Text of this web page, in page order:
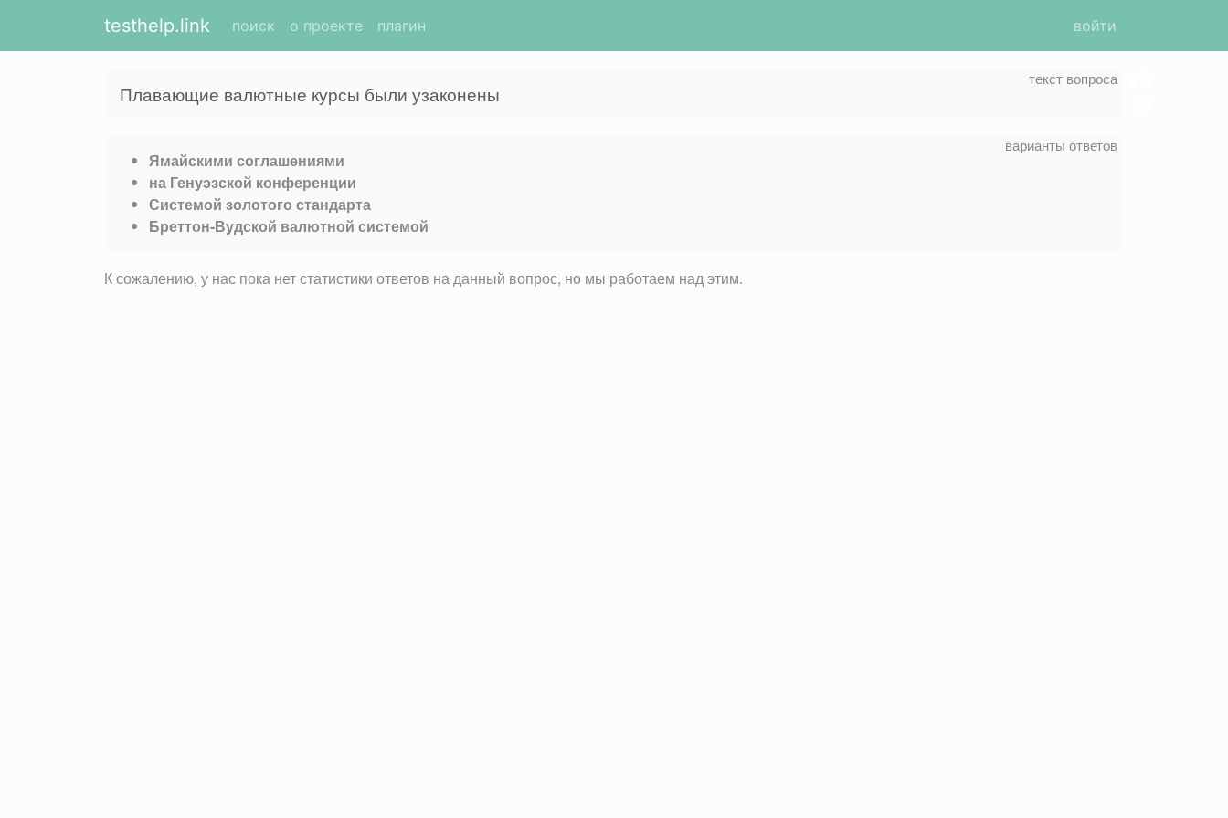
testhelp.link поиск о проекте плагин войти
Плавающие валютные курсы были узаконены
Ямайскими соглашениями
на Генуэзской конференции
Системой золотого стандарта
Бреттон-Вудской валютной системой
К сожалению, у нас пока нет статистики ответов на данный вопрос, но мы работаем над этим.